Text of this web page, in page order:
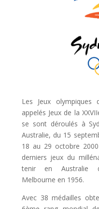
Les Jeux olympiques
appelés Jeux de la
se sont déroulés à
Australie, du 15
18 au 29 octobre
derniers jeux du
tenir en Australie
Melbourne en 1956.
Avec 38 médailles